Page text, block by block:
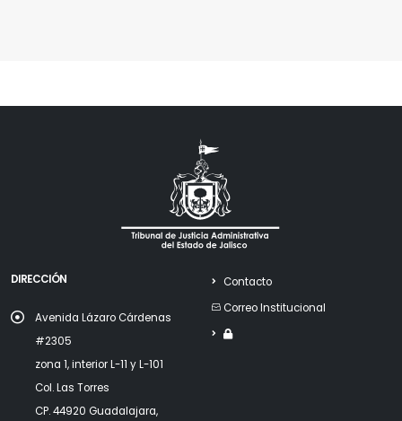
DIRECCIÓN
Avenida Lázaro Cárdenas
#2305
zona 1, interior L-11 y L-101
Col. Las Torres
CP. 44920 Guadalajara,
Contacto
Correo Institucional